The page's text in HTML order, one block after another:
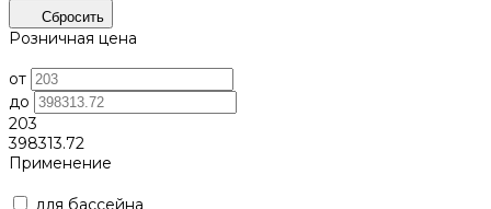
Сбросить
Розничная цена
от
до
203
398313.72
Применение
для бассейна